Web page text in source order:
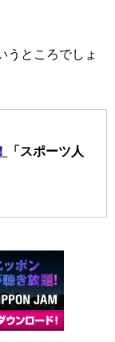
うところでしょ
「スポーツ人